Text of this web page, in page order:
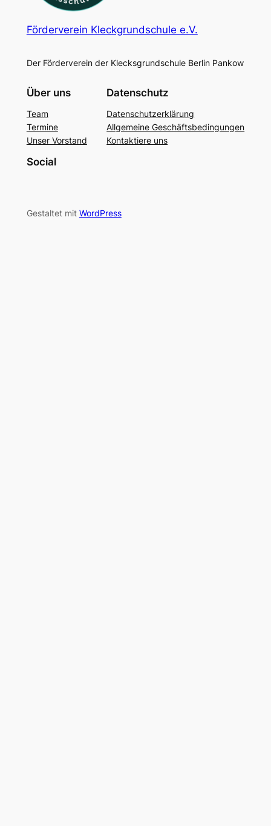
Förderverein Kleckgrundschule e.V.
Der Förderverein der Klecksgrundschule Berlin Pankow
Über uns
Team
Termine
Unser Vorstand
Datenschutz
Datenschutzerklärung
Allgemeine Geschäftsbedingungen
Kontaktiere uns
Social
Gestaltet mit WordPress